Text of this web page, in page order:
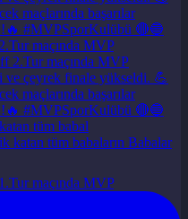
maçında MVP
tüm babal
maçında MVP